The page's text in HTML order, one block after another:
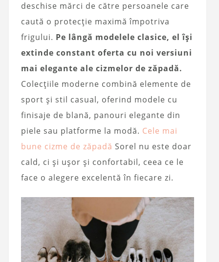
deschise mărci de către persoanele care
caută o protecție maximă împotriva
frigului. Pe lângă modelele clasice, el își
extinde constant oferta cu noi versiuni
mai elegante ale cizmelor de zăpadă.
Colecțiile moderne combină elemente de
sport și stil casual, oferind modele cu
finisaje de blană, panouri elegante din
piele sau platforme la modă. Cele mai
bune cizme de zăpadă Sorel nu este doar
cald, ci și ușor și confortabil, ceea ce le
face o alegere excelentă în fiecare zi.